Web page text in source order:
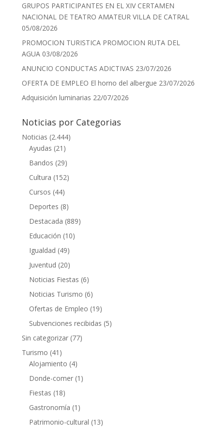
GRUPOS PARTICIPANTES EN EL XIV CERTAMEN
NACIONAL DE TEATRO AMATEUR VILLA DE CATRAL
05/08/2026
PROMOCION TURISTICA PROMOCION RUTA DEL
AGUA 03/08/2026
ANUNCIO CONDUCTAS ADICTIVAS 23/07/2026
OFERTA DE EMPLEO El horno del albergue 23/07/2026
Adquisición luminarias 22/07/2026
Noticias por Categorias
Noticias (2.444)
Ayudas (21)
Bandos (29)
Cultura (152)
Cursos (44)
Deportes (8)
Destacada (889)
Educación (10)
Igualdad (49)
Juventud (20)
Noticias Fiestas (6)
Noticias Turismo (6)
Ofertas de Empleo (19)
Subvenciones recibidas (5)
Sin categorizar(77)
Turismo (41)
Alojamiento (4)
Donde-comer(1)
Fiestas (18)
Gastronomía (1)
Patrimonio-cultural (13)